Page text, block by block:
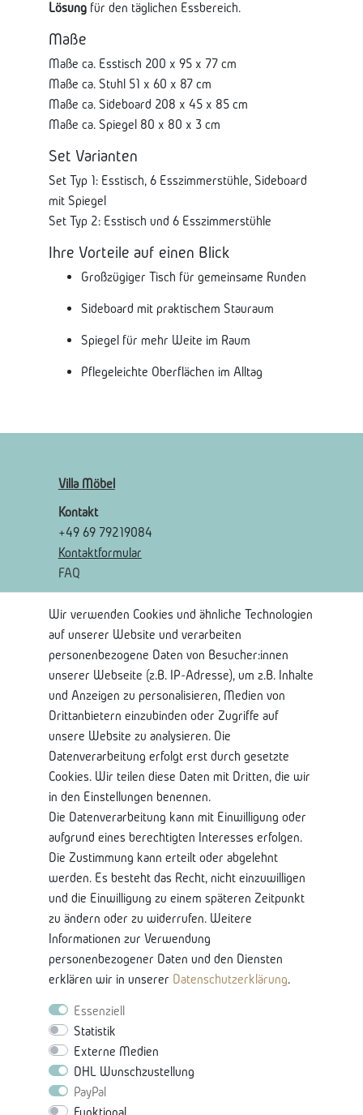
Lösungfür den täglichen Essbereich.
Maße
Maße ca. Esstisch 200 x 95 x 77 cm
Maße ca. Stuhl 51 x 60 x 87 cm
Maße ca. Sideboard 208 x 45 x 85 cm
Maße ca. Spiegel 80 x 80 x 3 cm
Set Varianten
Set Typ 1: Esstisch, 6 Esszimmerstühle, Sideboard
mit Spiegel
Set Typ 2: Esstisch und 6 Esszimmerstühle
Ihre Vorteile auf einen Blick
Großzügiger Tisch für gemeinsame Runden
Sideboard mit praktischem Stauraum
Spiegel für mehr Weite im Raum
Pflegeleichte Oberflächen im Alltag
Villa Möbel
Kontakt
+49 69 79219084
Kontaktformular
FAQ
Rechtliches
Widerrufsrecht
Widerrufsformular
Impressum
Shop Service
Kontaktseite
Mein Konto
Über Uns
Lieferung und Retoure
Bankkontodaten
Nützliche Informationen
Glossar-Ratgeberinhalten
Produkteigenschaften & Pflege
Wir verwenden Cookies und ähnliche Technologien
auf unserer Website und verarbeiten
personenbezogene Daten von Besucher:innen
unserer Webseite (z.B. IP-Adresse), um z.B. Inhalte
und Anzeigen zu personalisieren, Medien von
Drittanbietern einzubinden oder Zugriffe auf
unsere Website zu analysieren. Die
Datenverarbeitung erfolgt erst durch gesetzte
Cookies. Wir teilen diese Daten mit Dritten, die wir
in den Einstellungen benennen.
Die Datenverarbeitung kann mit Einwilligung oder
aufgrund eines berechtigten Interesses erfolgen.
Die Zustimmung kann erteilt oder abgelehnt
werden. Es besteht das Recht, nicht einzuwilligen
und die Einwilligung zu einem späteren Zeitpunkt
zu ändern oder zu widerrufen. Weitere
Informationen zur Verwendung
personenbezogener Daten und den Diensten
erklären wir in unserer Daten­schutz­erklärung.
Essenziell
Statistik
Externe Medien
DHL Wunschzustellung
PayPal
Funktional